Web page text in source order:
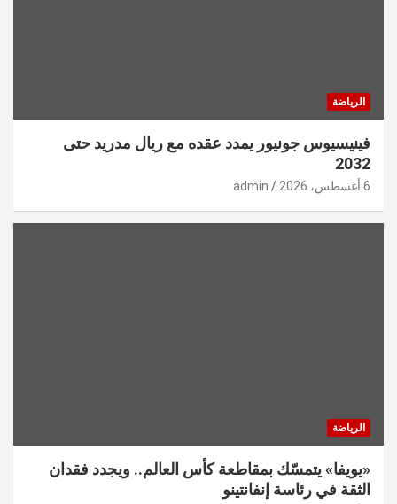
الرياضة
فينيسيوس جونيور يمدد عقده مع ريال مدريد حتى
2032
6 أغسطس، 2026 admin
الرياضة
«يويفا» يتمسّك بمقاطعة كأس العالم.. ويجدد فقدان
الثقة في رئاسة إنفانتينو